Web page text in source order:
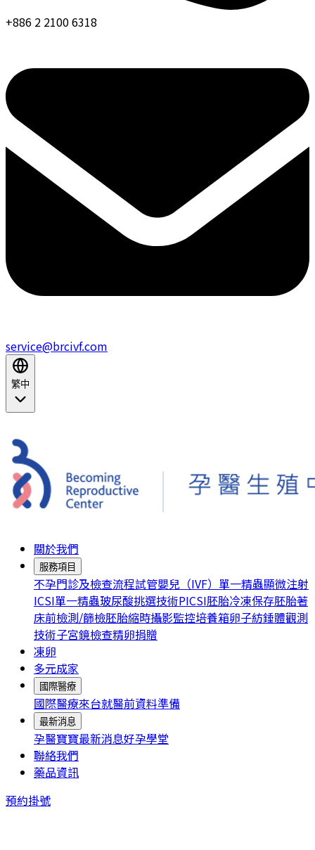
+886 2 2100 6318
service@brcivf.com
繁中
關於我們
服務項目
不孕門診及檢查流程試管嬰兒（IVF） 單一精蟲顯微注射
ICSI單一精蟲玻尿酸挑選技術PICSI胚胎冷凍保存胚胎著
床前檢測/篩檢胚胎縮時攝影監控培養箱卵子紡錘體觀測
技術子宮鏡檢查精卵捐贈
凍卵
多元成家
國際醫療
國際醫療來台就醫前資料準備
最新消息
孕醫寶寶最新消息好孕學堂
聯絡我們
藥品資訊
預約掛號